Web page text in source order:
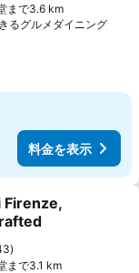
まで3.6 km
るグルメダイニング
料金を表示
追加
Firenze,
まで3.1 km